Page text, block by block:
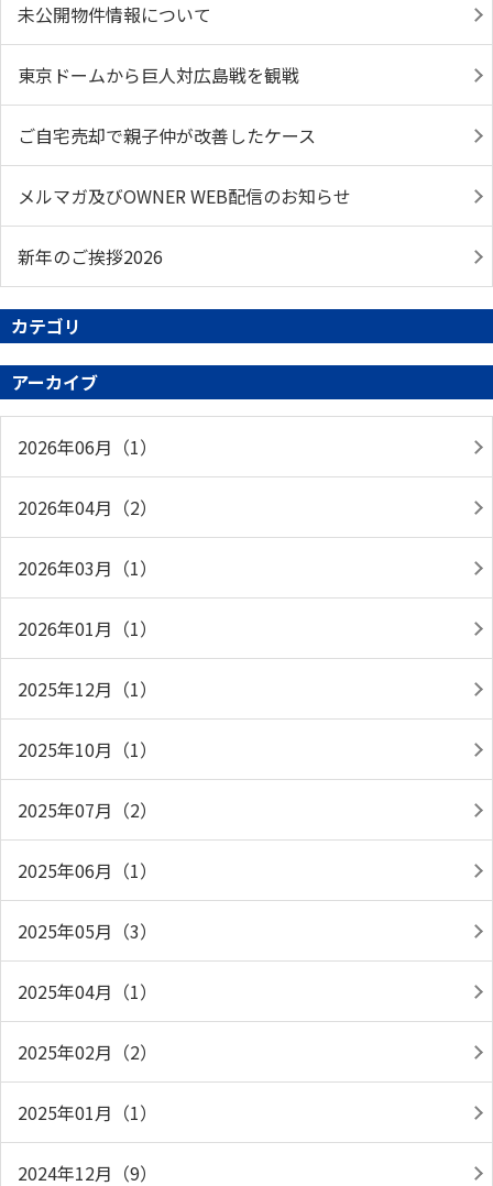
未公開物件情報について
東京ドームから巨人対広島戦を観戦
ご自宅売却で親子仲が改善したケース
メルマガ及びOWNER WEB配信のお知らせ
新年のご挨拶2026
カテゴリ
アーカイブ
2026年06月（1）
2026年04月（2）
2026年03月（1）
2026年01月（1）
2025年12月（1）
2025年10月（1）
2025年07月（2）
2025年06月（1）
2025年05月（3）
2025年04月（1）
2025年02月（2）
2025年01月（1）
2024年12月（9）